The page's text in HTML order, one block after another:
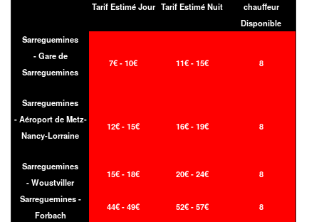
Tarif Estimé Jour Tarif Estimé Nuit
chauffeur
Disponible
Sarreguemines
- Gare de
Sarreguemines
7€ - 10€ 11€ - 15€ 8
Sarreguemines
- Aéroport de Metz-
Nancy-Lorraine
12€ - 15€ 16€ - 19€ 8
Sarreguemines
- Woustviller
15€ - 18€ 20€ - 24€ 8
Sarreguemines -
Forbach
44€ - 49€ 52€ - 57€ 8